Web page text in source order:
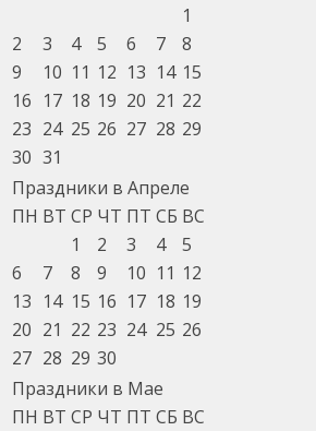
1
2
3 4 5 6 7
8
9
10 11 12 13 14 15
16 17 18 19 20 21 22
23 24 25 26 27 28 29
30 31
Праздники в Апреле
ПН ВТ СР ЧТ ПТ СБ ВС
1
2 3 4
5
6
7 8 9 10 11 12
13 14 15 16 17 18 19
20 21 22 23 24 25 26
27 28 29 30
Праздники в Мае
ПН ВТ СР ЧТ ПТ СБ ВС